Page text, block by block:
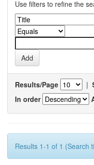
Use filters to refine the
Results/Page |
In order
Results 1-1 of 1 (Search